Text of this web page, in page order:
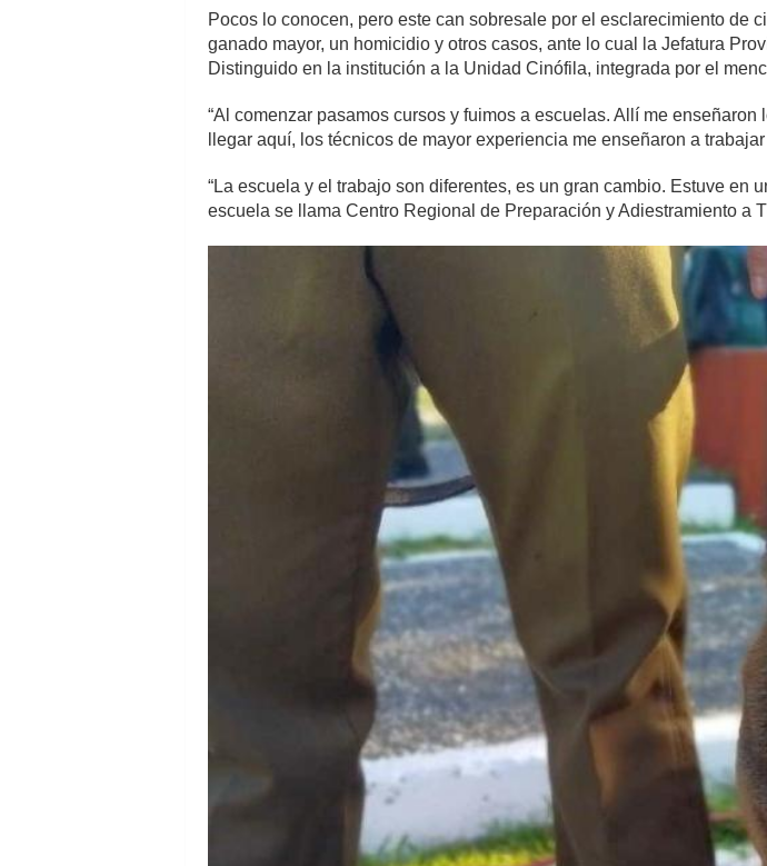
Pocos lo conocen, pero este can sobresale por el esclarecimiento de
ganado mayor, un homicidio y otros casos, ante lo cual la Jefatura
Distinguido en la institución a la Unidad Cinófila, integrada por el
“Al comenzar pasamos cursos y fuimos a escuelas. Allí me
llegar aquí, los técnicos de mayor experiencia me enseñaron a
“La escuela y el trabajo son diferentes, es un gran cambio. Estuve en
escuela se llama Centro Regional de Preparación y Adiestramiento a